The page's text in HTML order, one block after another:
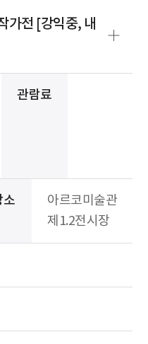
가전 [강익중, 내
관람료
소
아르코미술관
제1.2전시장